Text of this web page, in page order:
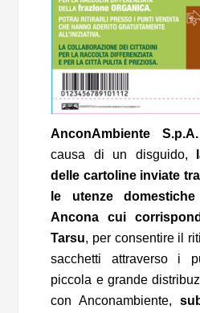
AnconAmbiente
causa di un disguido,
delle cartoline inviate
le utenze
Ancona cui
Tarsu, per consentire il
sacchetti attraverso i
piccola e grande
con Anconambiente,